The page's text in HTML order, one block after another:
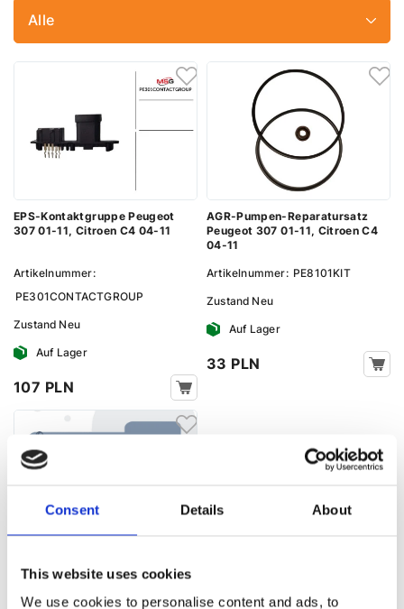
Consent Details About
This website uses cookies
We use cookies to personalise content and ads, to
Alle
EPS-Kontaktgruppe Peugeot
307 01-11, Citroen C4 04-11
Artikelnummer:
PE301CONTACTGROUP
Zustand Neu
Auf Lager
107 PLN
AGR-Pumpen-Reparatursatz
Peugeot 307 01-11, Citroen C4
04-11
Artikelnummer: PE8101KIT
Zustand Neu
Auf Lager
33 PLN
307 01-11, Citroen C4 04-11
Artikelnummer:PE301TANK